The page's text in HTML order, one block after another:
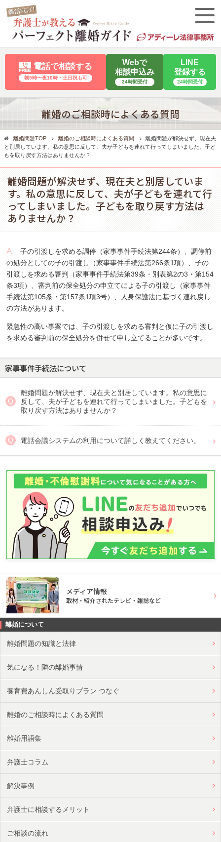
電話で相談する
朝9時〜夜10時・⼟⽇祝も可
Webで
相談申込み
24時間受付
LINE
登録する
24時間受付
離婚のご相談時によくある質問
離婚問題TOP 離婚のご相談時によくある質問
離婚問題が解決せず、現在夫
と別居しています。私の意思に反して、夫が子どもを連れて行ってしまいました。子ど
もを取り戻す方法はありませんか？
離婚問題が解決せず、現在夫と別居していま
す。私の意思に反して、夫が子どもを連れて行
ってしまいました。子どもを取り戻す方法は
ありませんか？
子の引渡しを求める調停（家事事件手続法第244条）、調停前
の処分としての子の引渡し（家事事件手続法第266条1項）、子の
引渡しを求める審判（家事事件手続法第39条・別表第2の3・第154
条3項）、審判前の保全処分の申立てによる子の引渡し（家事事件
手続法第105条・第157条1項3号）、人身保護法に基づく連れ戻し
の方法があります。
緊急性の高い事案では、子の引渡しを求める審判と仮に子の引渡し
を求める審判前の保全処分を併せて申し立てることが多いです。
家事事件手続法について
離婚問題が解決せず、現在夫と別居しています。私の意思に
反して、夫が子どもを連れて行ってしまいました。子どもを
取り戻す方法はありませんか？
電話会議システムの利用について詳しく教えてください。
メディア情報
取材・紹介されたテレビ・雑誌など
離婚について
離婚問題の知識と法律
気になる！隣の離婚事情
養育費あんしん受取りプラン つなぐ
離婚のご相談時によくある質問
離婚用語集
弁護士コラム
解決事例
弁護士に相談するメリット
ご相談の流れ